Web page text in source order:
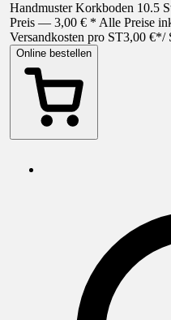
Handmuster Korkboden 10.5
Preis — 3,00 € * Alle Preise
Versandkosten pro ST3,00 €*/
Online bestellen